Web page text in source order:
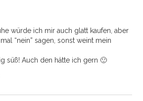
würde ich mir auch glatt kaufen, aber
“nein” sagen, sonst weint mein
süß! Auch den hätte ich gern 🙂